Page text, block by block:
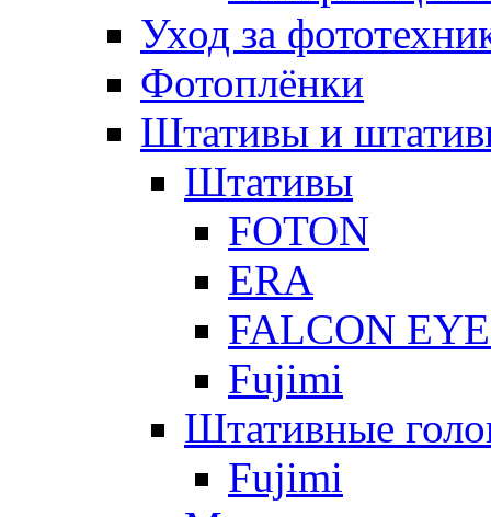
Уход за
Фотоплёнки
Штативы и
Штативы
FOTON
ERA
FALCON
Fujimi
Штативные
Fujimi